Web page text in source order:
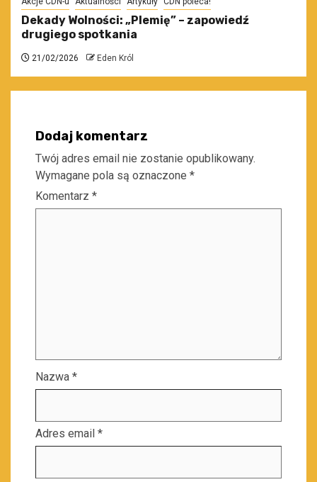
Dekady Wolności: „Plemię” – zapowiedź
drugiego spotkania
21/02/2026 Eden Król
Dodaj komentarz
Twój adres email nie zostanie opublikowany.
Wymagane pola są oznaczone *
Komentarz *
Nazwa *
Adres email *